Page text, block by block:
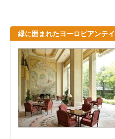
緑に囲まれたヨーロピアンテ